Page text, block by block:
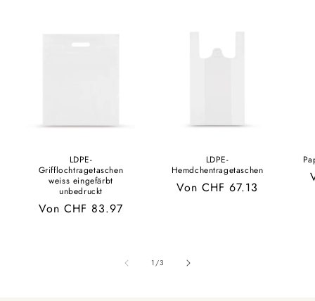
LDPE-
Grifflochtragetaschen
weiss eingefärbt
unbedruckt
Normaler
Von CHF 83.97
LDPE-
Hemdchentragetaschen
Normaler
Von CHF 67.13
1/von
3